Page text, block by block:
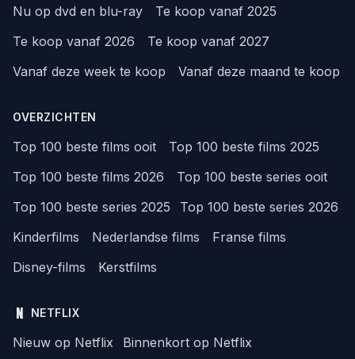
Nu op dvd en blu-ray
Te koop vanaf 2025
Te koop vanaf 2026
Te koop vanaf 2027
Vanaf deze week te koop
Vanaf deze maand te koop
OVERZICHTEN
Top 100 beste films ooit
Top 100 beste films 2025
Top 100 beste films 2026
Top 100 beste series ooit
Top 100 beste series 2025
Top 100 beste series 2026
Kinderfilms
Nederlandse films
Franse films
Disney-films
Kerstfilms
NETFLIX
Nieuw op Netflix
Binnenkort op Netflix